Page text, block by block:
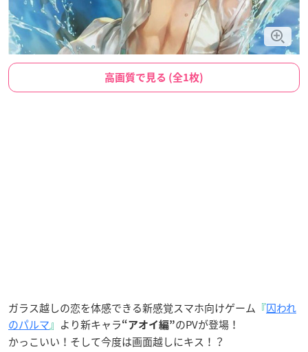
高画質で見る (全1枚)
ガラス越しの恋を体感できる新感覚スマホ向けゲーム 『囚われ
のパルマ』 より新キャラ “アオイ編”のPVが登場！
かっこいい！そして今度は画面越しにキス！？